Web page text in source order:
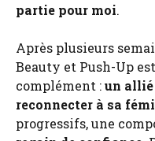
partie pour moi.
Après plusieurs
Beauty et Push-Up
complément :un
reconnecter à sa
progressifs, une